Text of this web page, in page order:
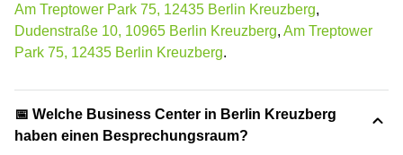
Am Treptower Park 75, 12435 Berlin Kreuzberg,
Dudenstraße 10, 10965 Berlin Kreuzberg, Am Treptower
Park 75, 12435 Berlin Kreuzberg.
📅 Welche Business Center in Berlin Kreuzberg
haben einen Besprechungsraum?